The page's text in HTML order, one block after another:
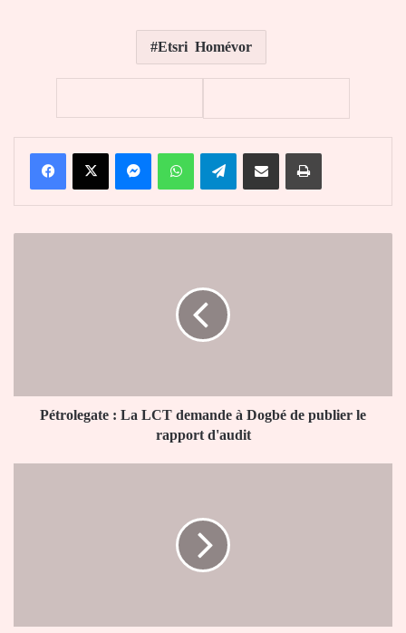
Etsri Homévor
FacebookX MessengerWhatsAppTelegramPartager par email Imprimer
publier
Pétrolegate : La LCT demande à Dogbé de publier le
rapport d'audit
les